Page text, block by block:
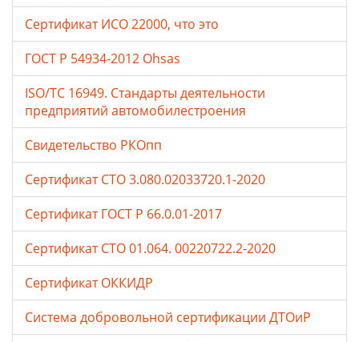
Сертификат ИСО 22000, что это
ГОСТ Р 54934-2012 Ohsas
ISO/TC 16949. Стандарты деятельности
предприятий автомобилестроения
Свидетельство РКОпп
Сертификат СТО 3.080.02033720.1-2020
Сертификат ГОСТ Р 66.0.01-2017
Сертификат СТО 01.064. 00220722.2-2020
Сертификат ОККИДР
Система добровольной сертификации ДТОиР